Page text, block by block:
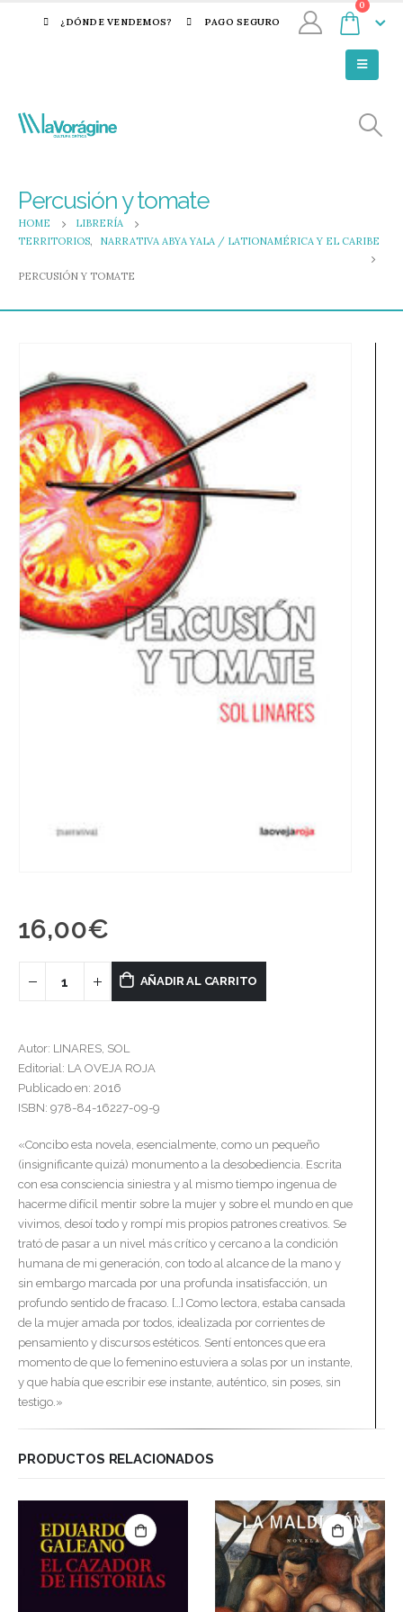
¿DÓNDE VENDEMOS? PAGO SEGURO
0
Percusión y tomate
HOME
LIBRERÍA
TERRITORIOS, NARRATIVA ABYA YALA / LATIONAMÉRICA Y EL CARIBE
PERCUSIÓN Y TOMATE
16,00€
AÑADIR AL CARRITO
Autor: LINARES, SOL
Editorial: LA OVEJA ROJA
Publicado en: 2016
ISBN: 978-84-16227-09-9
«Concibo esta novela, esencialmente, como un pequeño
(insignificante quizá) monumento a la desobediencia. Escrita
con esa consciencia siniestra y al mismo tiempo ingenua de
hacerme difícil mentir sobre la mujer y sobre el mundo en que
vivimos, desoí todo y rompí mis propios patrones creativos. Se
trató de pasar a un nivel más crítico y cercano a la condición
humana de mi generación, con todo al alcance de la mano y
sin embargo marcada por una profunda insatisfacción, un
profundo sentido de fracaso. […] Como lectora, estaba cansada
de la mujer amada por todos, idealizada por corrientes de
pensamiento y discursos estéticos. Sentí entonces que era
momento de que lo femenino estuviera a solas por un instante,
y que había que escribir ese instante, auténtico, sin poses, sin
testigo.»
PRODUCTOS RELACIONADOS